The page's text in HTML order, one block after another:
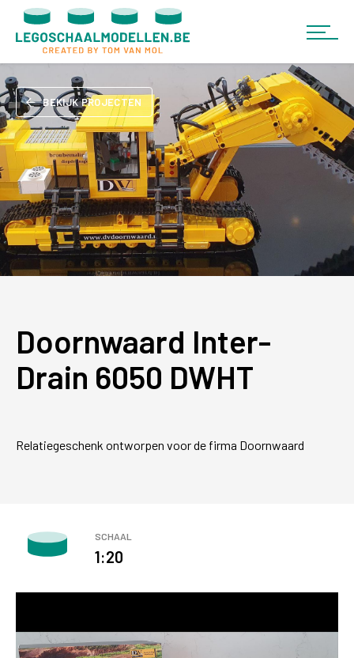
BEKIJK PROJECTEN
Doornwaard Inter-
Drain 6050 DWHT
Relatiegeschenk ontworpen voor de firma Doornwaard
SCHAAL
1:20